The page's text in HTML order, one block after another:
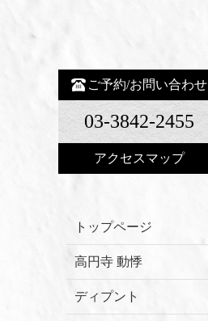
ご予約/お問い合わせ
03-3842-2455
アクセスマップ
トップページ
高円寺 動悸
ディプント